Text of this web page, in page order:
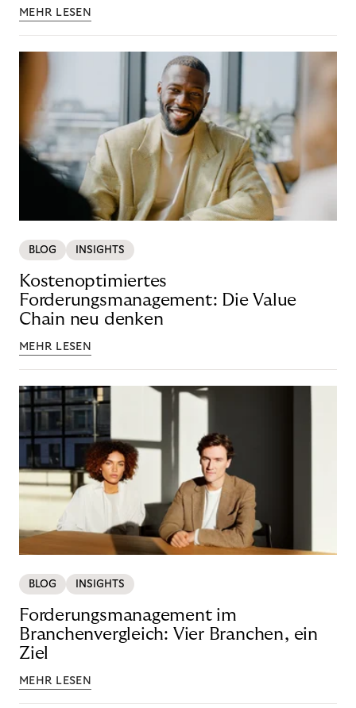
MEHR LESEN
BLOG INSIGHTS
Kostenoptimiertes
Forderungsmanagement: Die Value
Chain neu denken
MEHR LESEN
BLOG INSIGHTS
Forderungsmanagement im
Branchenvergleich: Vier Branchen, ein
Ziel
MEHR LESEN